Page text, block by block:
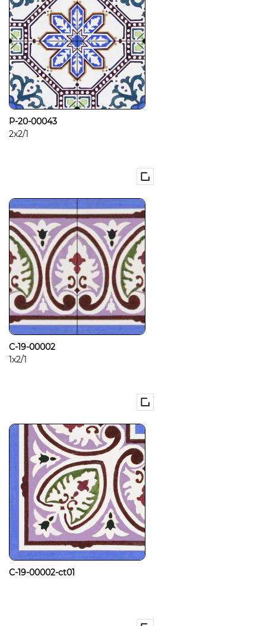
P-20-00043
2x2/1
C-19-00002
1x2/1
C-19-00002-ct01